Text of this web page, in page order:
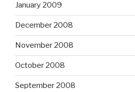
January 2009
December 2008
November 2008
October 2008
September 2008